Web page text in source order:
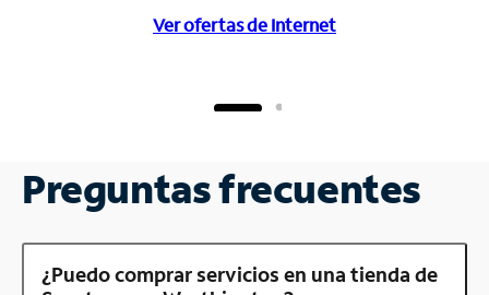
Ver ofertas de Internet
Preguntas frecuentes
¿Puedo comprar servicios en una tienda de